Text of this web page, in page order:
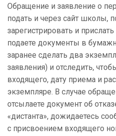
Обращение и заявление о
подать и через сайт школы,
зарегистрировать и
подаете документы в
заранее сделать два
заявления) и отследить,
входящего, дату приема и
экземпляре. В случае
отсылаете документ об
«дистанта», дожидаетесь
с присвоением входящего